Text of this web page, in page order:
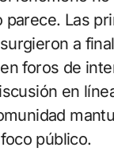
parece. Las
a
foros de
en
público.